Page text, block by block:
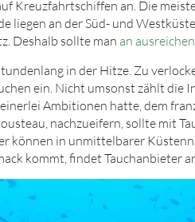
Kreuzfahrtschiffen an. Die
liegen an der Süd- und
Deshalb sollte man an
in der Hitze. Zu
ein. Nicht umsonst zählt die
Ambitionen hatte, dem
nachzueifern, sollte mit
können in unmittelbarer
kommt, findet Tauchanbieter